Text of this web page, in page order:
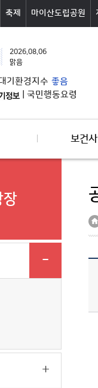
축제 마이산도립공원
2026.08.06
맑음
기환경지수 좋음
국민행동요령
보건
장